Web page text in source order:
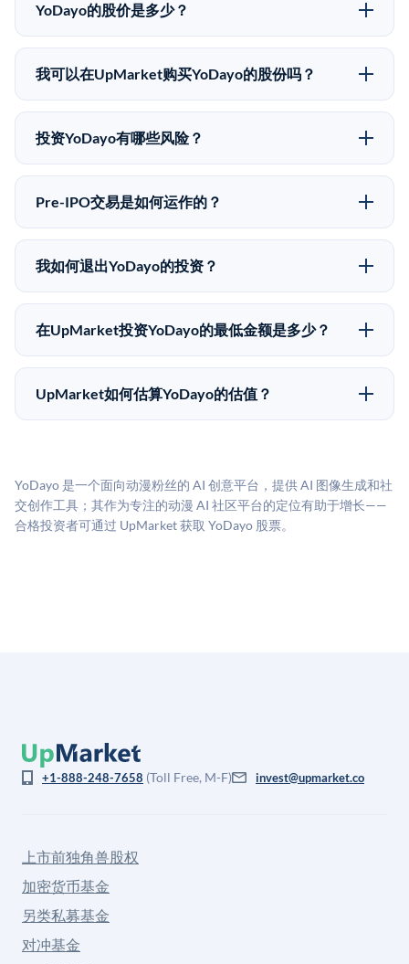
YoDayo的股价是多少？
YoDayo没有公开股价，因为它是一家私有公司。最近的
已知股价来自其最近一轮融资。 二级市场上的Pre-IPO
不同。
我可以在UpMarket购买YoDayo的股份吗？
可以。合格投资者可以通过填写本页表单或在
upmarket.co创建账户来表达对YoDayo股份的投资意
50,000美元。UpMarket是FINRA注册的经纪交易商，
自2019年以来已经纪超过5亿美元的另类投资。
投资YoDayo有哪些风险？
Pre-IPO投资存在重大风险。YoDayo的股份流动性低，
意味着没有公开市场可以快速出售。不存在确定的退出
好可能全部损失的准备。私有公司的估值在融资轮次之
间可能大幅波动。投资者应在投资前咨询其财务顾问并
Pre-IPO交易是如何运作的？
在Pre-IPO交易中，合格投资者通过二级市场平台从现有
股东（如员工、早期投资者或其他持有人）处购买股
为FINRA注册的经纪交易商促成这些交易，代表双方处
理合规、文件和结算事宜。
我如何退出YoDayo的投资？
Pre-IPO持股主要有两种退出途径：在二级市场将股份出
售给其他买家，或持有直到公司完成IPO或被收购。两
市场条件。任何退出的时间都是不可预测的，投资者应
做好多年持有的准备。
在UpMarket投资YoDayo的最低金额是多少？
UpMarket上大多数Pre-IPO产品的最低投资金额为
50,000美元。具体金额可能因产品和股份供应情况而有
UpMarket如何估算YoDayo的估值？
司可比倍数应用私有公司折扣，以反映流动性不足和信
息不对称。此估值不构成投资建议，可能与实际交易价
YoDayo 是一个面向动漫粉丝的 AI 创意平台，提供 AI 图像生成和社
交创作工具；其作为专注的动漫 AI 社区平台的定位有助于增长——
合格投资者可通过 UpMarket 获取 YoDayo 股票。
+1-888-248-7658 (Toll Free, M-F) invest@upmarket.co
上市前独角兽股权
加密货币基金
另类私募基金
对冲基金